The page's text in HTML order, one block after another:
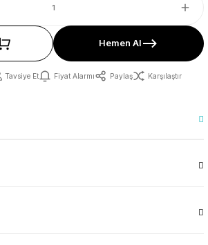
Hemen Al
Tavsiye Et Fiyat Alarmı Paylaş Karşılaştır